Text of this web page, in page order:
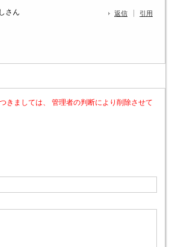
さん 返信 引用
きましては、 管理者の判断により削除させて